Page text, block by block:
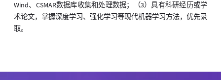
Wind、CSMAR数据库收集和处理数据；（3）具有科研经历或学
术论文，掌握深度学习、强化学习等现代机器学习方法，优先录
取。